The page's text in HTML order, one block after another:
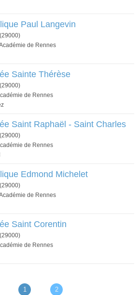
Paul Langevin
(29000)
de Rennes
Sainte Thérèse
(29000)
de Rennes
Saint Raphaël - Saint Charles
(29000)
de Rennes
Edmond Michelet
(29000)
de Rennes
Saint Corentin
(29000)
de Rennes
1 2